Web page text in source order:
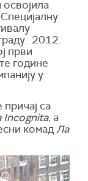
2012.
први
године
у
са
Incognita, а
комадЛа